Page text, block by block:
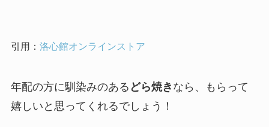
引用： 洛心館オンラインストア
年配の方に馴染みのある どら焼き なら、もらって
嬉しいと思ってくれるでしょう！